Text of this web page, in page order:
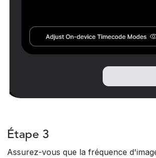
Étape 3
Assurez-vous que la fréquence